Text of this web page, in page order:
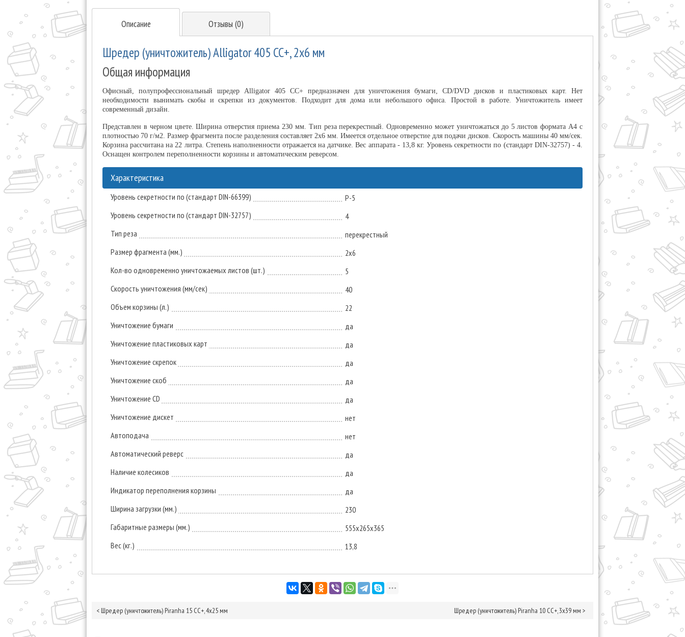
Описание Отзывы (0)
Шредер (уничтожитель) Alligator 405 CC+, 2х6 мм
Общая информация
Офисный, полупрофессиональный шредер Alligator 405 CC+ предназначен для уничтожения бумаги, CD/DVD дисков и пластиковых карт. Нет
необходимости вынимать скобы и скрепки из документов. Подходит для дома или небольшого офиса. Простой в работе. Уничтожитель имеет
современный дизайн.
Представлен в черном цвете. Ширина отверстия приема 230 мм. Тип реза перекрестный. Одновременно может уничтожаться до 5 листов формата А4 с
плотностью 70 г/м2. Размер фрагмента после разделения составляет 2х6 мм. Имеется отдельное отверстие для подачи дисков. Скорость машины 40 мм/сек.
Корзина рассчитана на 22 литра. Степень наполненности отражается на датчике. Вес аппарата - 13,8 кг. Уровень секретности по (стандарт DIN-32757) - 4.
Оснащен контролем переполненности корзины и автоматическим реверсом.
Характеристика
Уровень секретности по (стандарт DIN-66399)
P-5
Уровень секретности по (стандарт DIN-32757)
4
Тип реза
перекрестный
Размер фрагмента (мм.)
2х6
Кол-во одновременно уничтожаемых листов (шт.)
5
Скорость уничтожения (мм/сек)
40
Объем корзины (л.)
22
Уничтожение бумаги
да
Уничтожение пластиковых карт
да
Уничтожение скрепок
да
Уничтожение скоб
да
Уничтожение CD
да
Уничтожение дискет
нет
Автоподача
нет
Автоматический реверс
да
Наличие колесиков
да
Индикатор переполнения корзины
да
Ширина загрузки (мм.)
230
Габаритные размеры (мм.)
555х265х365
Вес (кг.)
13,8
< Шредер (уничтожитель) Piranha 15 CC+, 4х25 мм Шредер (уничтожитель) Piranha 10 CC+, 3х39 мм >